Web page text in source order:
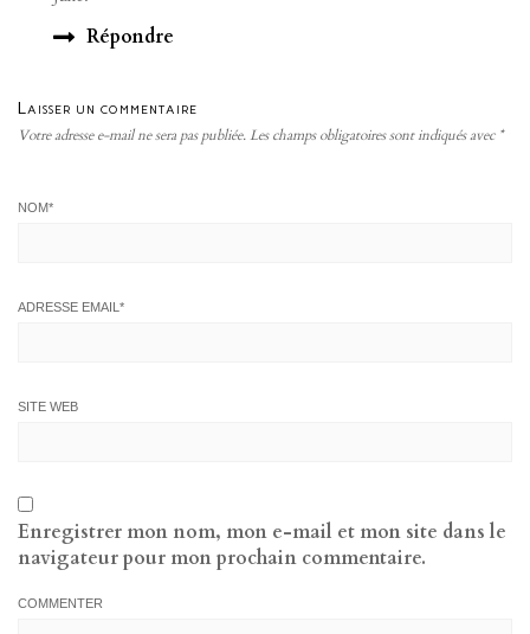
Répondre
Laisser un commentaire
Votre adresse e-mail ne sera pas publiée.Les champs obligatoires sont indiqués avec *
NOM*
ADRESSE EMAIL *
SITE WEB
Enregistrer mon nom, mon e-mail et mon site dans le
navigateur pour mon prochain commentaire.
COMMENTER